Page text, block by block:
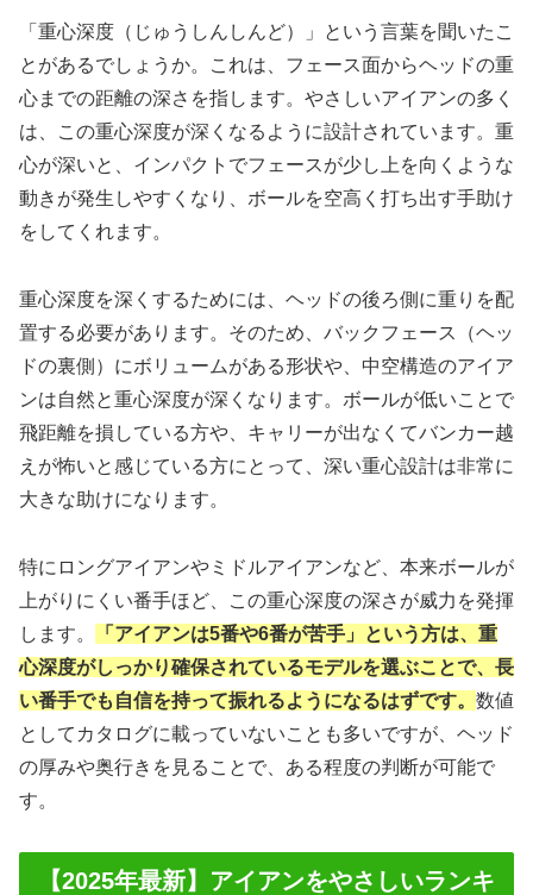
「重心深度（じゅうしんしんど）」という言葉を聞いたこ
とがあるでしょうか。これは、フェース面からヘッドの重
心までの距離の深さを指します。やさしいアイアンの多く
は、この重心深度が深くなるように設計されています。重
心が深いと、インパクトでフェースが少し上を向くような
動きが発生しやすくなり、ボールを空高く打ち出す手助け
をしてくれます。
重心深度を深くするためには、ヘッドの後ろ側に重りを配
置する必要があります。そのため、バックフェース（ヘッ
ドの裏側）にボリュームがある形状や、中空構造のアイア
ンは自然と重心深度が深くなります。ボールが低いことで
飛距離を損している方や、キャリーが出なくてバンカー越
えが怖いと感じている方にとって、深い重心設計は非常に
大きな助けになります。
特にロングアイアンやミドルアイアンなど、本来ボールが
上がりにくい番手ほど、この重心深度の深さが威力を発揮
します。
「アイアンは5番や6番が苦手」という方は、重
心深度がしっかり確保されているモデルを選ぶことで、長
い番手でも自信を持って振れるようになるはずです。 数値
としてカタログに載っていないことも多いですが、ヘッド
の厚みや奥行きを見ることで、ある程度の判断が可能で
す。
【2025年最新】アイアンをやさしいランキ